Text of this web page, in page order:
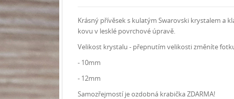
Krásný přívěsek s kulatým Swarovski krystalem a
kovu v lesklé povrchové úpravě.
Velikost krystalu - přepnutím velikosti změníte
- 10mm
- 12mm
Samozřejmostí je ozdobná krabička ZDARMA!